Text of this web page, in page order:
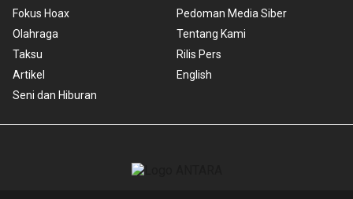
Fokus Hoax
Olahraga
Taksu
Artikel
Seni dan Hiburan
Pedoman Media Siber
Tentang Kami
Rilis Pers
English